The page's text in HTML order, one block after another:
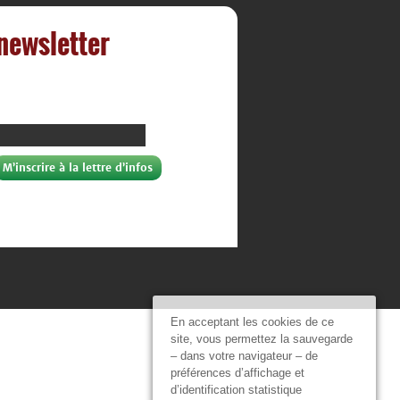
En acceptant les cookies de ce
site, vous permettez la sauvegarde
– dans votre navigateur – de
préférences d’affichage et
d’identification statistique